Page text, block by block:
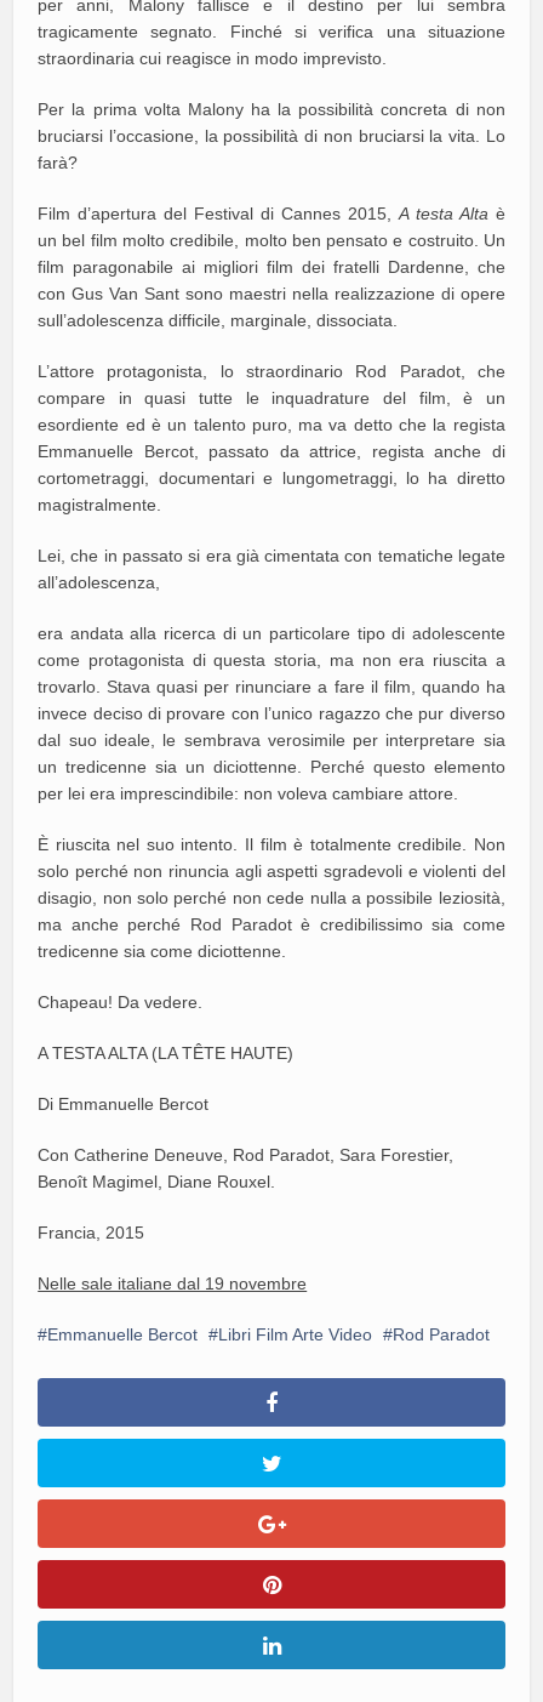
per anni, Malony fallisce e il destino per lui sembra
tragicamente segnato. Finché si verifica una situazione
straordinaria cui reagisce in modo imprevisto.
Per la prima volta Malony ha la possibilità concreta di non
bruciarsi l’occasione, la possibilità di non bruciarsi la vita. Lo
farà?
Film d’apertura del Festival di Cannes 2015, A testa Alta è
un bel film molto credibile, molto ben pensato e costruito. Un
film paragonabile ai migliori film dei fratelli Dardenne, che
con Gus Van Sant sono maestri nella realizzazione di opere
sull’adolescenza difficile, marginale, dissociata.
L’attore protagonista, lo straordinario Rod Paradot, che
compare in quasi tutte le inquadrature del film, è un
esordiente ed è un talento puro, ma va detto che la regista
Emmanuelle Bercot, passato da attrice, regista anche di
cortometraggi, documentari e lungometraggi, lo ha diretto
magistralmente.
Lei, che in passato si era già cimentata con tematiche legate
all’adolescenza,
era andata alla ricerca di un particolare tipo di adolescente
come protagonista di questa storia, ma non era riuscita a
trovarlo. Stava quasi per rinunciare a fare il film, quando ha
invece deciso di provare con l’unico ragazzo che pur diverso
dal suo ideale, le sembrava verosimile per interpretare sia
un tredicenne sia un diciottenne. Perché questo elemento
per lei era imprescindibile: non voleva cambiare attore.
È riuscita nel suo intento. Il film è totalmente credibile. Non
solo perché non rinuncia agli aspetti sgradevoli e violenti del
disagio, non solo perché non cede nulla a possibile leziosità,
ma anche perché Rod Paradot è credibilissimo sia come
tredicenne sia come diciottenne.
Chapeau! Da vedere.
A TESTA ALTA (LA TÊTE HAUTE)
Di Emmanuelle Bercot
Con Catherine Deneuve, Rod Paradot, Sara Forestier,
Benoît Magimel, Diane Rouxel.
Francia, 2015
Nelle sale italiane dal 19 novembre
Emmanuelle Bercot Libri Film Arte Video Rod Paradot